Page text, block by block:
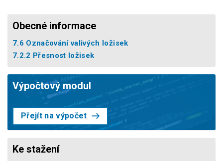
Obecné informace
7.6 Označování valivých ložisek
7.2.2 Přesnost ložisek
Výpočtový modul
Přejít na výpočet
Ke stažení